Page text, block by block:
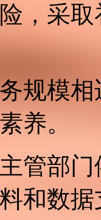
，采
规模
养。
管部
和数